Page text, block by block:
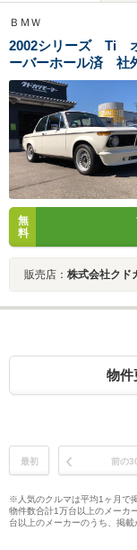
ＢＭＷ
2002シリーズ Ti
ーバーホール済 社
アルミホイール
無
料
販売店： 株式会社クド
物件
最初 前の
※人気のクルマは平均1ヶ月で
物件数合計1万台以上のメーカ
台以上のメーカーのうち、掲